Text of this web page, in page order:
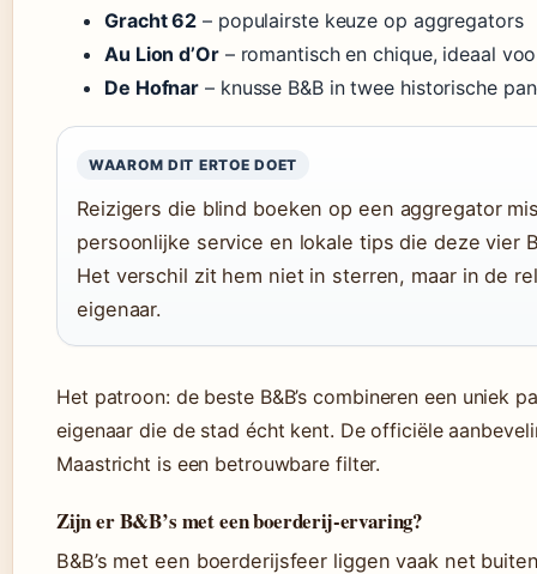
Gracht 62 – populairste keuze op aggregators
Au Lion d’Or– romantisch en chique, ideaal
De Hofnar – knusse B&B in twee historische
WAAROM DIT ERTOE DOET
Reizigers die blind boeken op een aggregator
persoonlijke service en lokale tips die deze vier
Het verschil zit hem niet in sterren, maar in de
eigenaar.
Het patroon: de beste B&B’s combineren een uniek
eigenaar die de stad écht kent. De officiële
Maastricht is een betrouwbare filter.
Zijn er B&B’s met een boerderij-ervaring?
B&B’s met een boerderijsfeer liggen vaak net